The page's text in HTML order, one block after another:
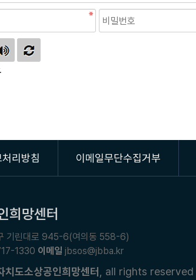
리방침 이메일무단수집거부
희망센터
기린대로 945-6(여의동 558-6)
1330 이메일 jbsos@jbba.kr
도소상공인희망센터 , all rights reserved